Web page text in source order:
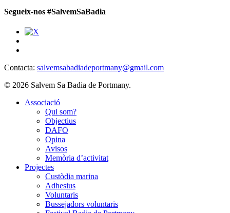
Segueix-nos #SalvemSaBadia
Contacta: salvemsabadiadeportmany@gmail.com
© 2026 Salvem Sa Badia de Portmany.
Close
Associació
Qui som?
Objectius
DAFO
Opina
Avisos
Memòria d’activitat
Projectes
Custòdia marina
Adhesius
Voluntaris
Bussejadors voluntaris